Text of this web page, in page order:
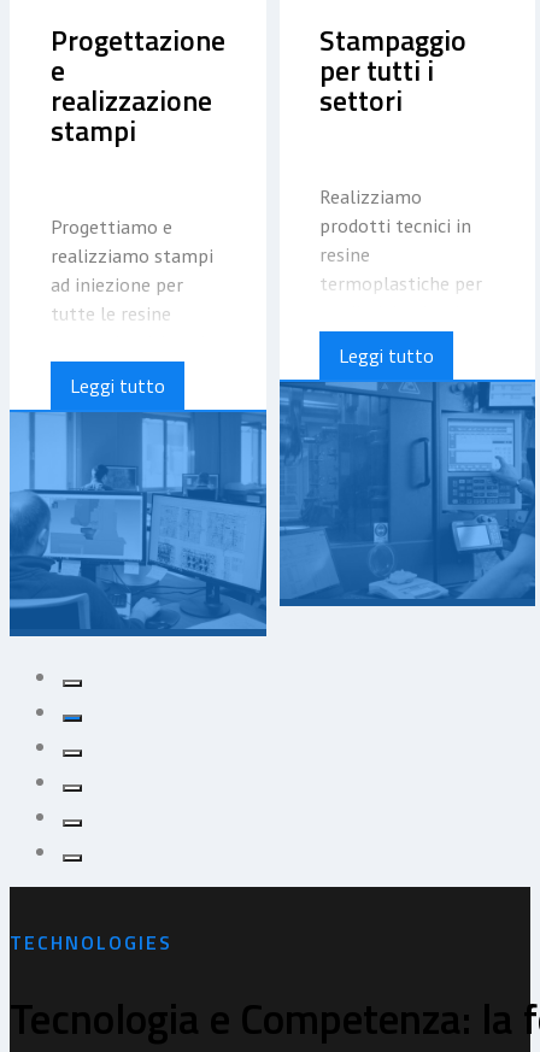
Progettazione
e
realizzazione
stampi
Progettiamo e
realizziamo stampi
ad iniezione per
tutte le resine
stampaggio (fino a 3
materiali con il co-
inserti
metallici).
Partendo
dallo studio del
prodotto e delle
specifiche fornite
dal Cliente, il nostro
grado di seguire
l'intero processo di
progettazione,
di fronte alle sfide
più complesse.
Leggi tutto
Stampaggio
per tutti i
settori
Realizziamo
prodotti tecnici in
resine
termoplastiche per
standard qualitativi.
Per gli articoli più
complessi a 2-3
materiali e con il
sovrastampaggio di
inserti a disegno,
realizziamo, se
necessario, impianti
specifici completi di
Leggi tutto
TECHNOLOGIES
Tecnologia e Competenza: la